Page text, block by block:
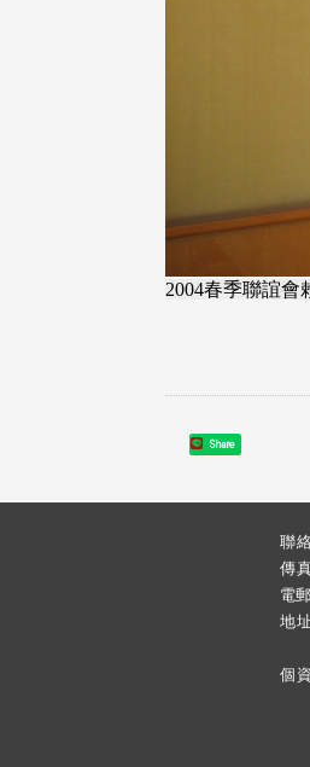
2004春季聯誼會
Share
聯
傳
電
地
個